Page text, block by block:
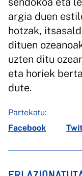
argia duen
hotzak,
dituen
uzten ditu
eta horiek
dute.
Partekatu:
Facebook